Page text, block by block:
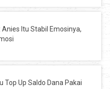
Itu Stabil Emosinya,
Top Up Saldo Dana Pakai